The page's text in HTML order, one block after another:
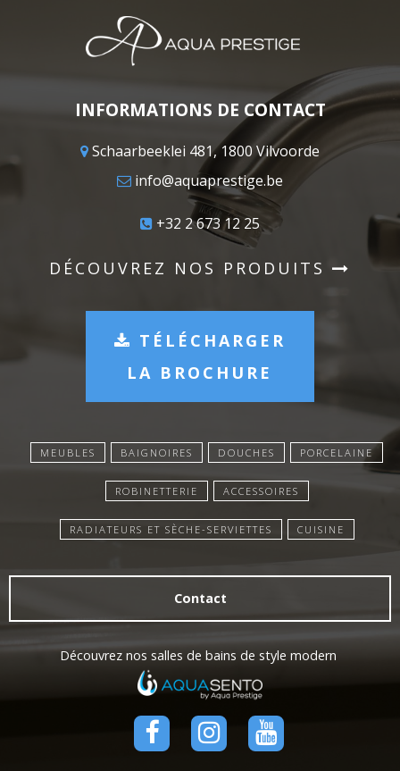
INFORMATIONS DE CONTACT
Schaarbeeklei 481, 1800 Vilvoorde
info@aquaprestige.be
+32 2 673 12 25
DÉCOUVREZ NOS PRODUITS
TÉLÉCHARGER
LA BROCHURE
MEUBLES BAIGNOIRES DOUCHES PORCELAINE
ROBINETTERIE ACCESSOIRES
RADIATEURS ET SÈCHE-SERVIETTES CUISINE
Contact
Découvrez nos salles de bains de style modern